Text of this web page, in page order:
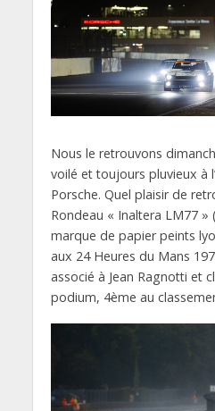
Nous le retrouvons
voilé et toujours pluvieux à
Porsche. Quel plaisir de
Rondeau « Inaltera LM77
marque de papier peints
aux 24 Heures du Mans
associé à Jean Ragnotti et
podium, 4ème au